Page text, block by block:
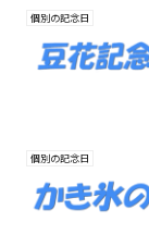
個別の記念日
個別の記念日